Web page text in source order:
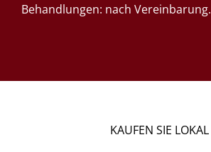
Behandlungen: nach Vereinbarung.
KAUFEN SIE LOKAL